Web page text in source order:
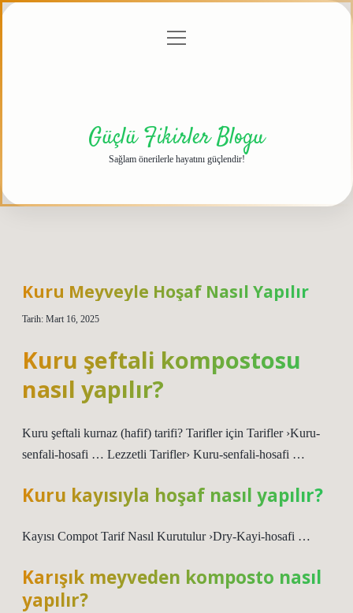
menüyü
Güçlü Fikirler Blogu
Sağlam önerilerle hayatını güçlendir!
Kuru Meyveyle Hoşaf Nasıl Yapılır
Tarih: Mart 16, 2025
Kuru şeftali kompostosu
nasıl yapılır?
Kuru şeftali kurnaz (hafif) tarifi? Tarifler için Tarifler ›Kuru-
senfali-hosafi … Lezzetli Tarifler› Kuru-senfali-hosafi …
Kuru kayısıyla hoşaf nasıl yapılır?
Kayısı Compot Tarif Nasıl Kurutulur ›Dry-Kayi-hosafi …
Karışık meyveden komposto nasıl
yapılır?